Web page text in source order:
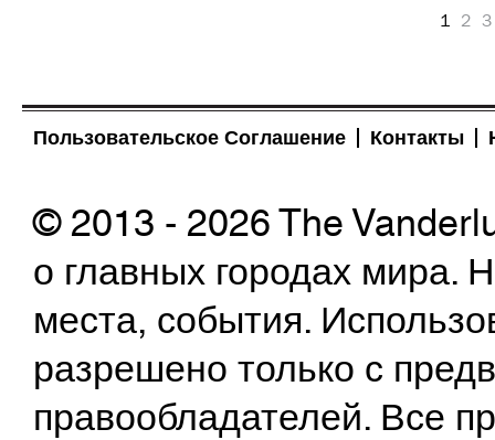
1 2 3
Пользовательское Соглашение Контакты
© 2013 - 2026 The
о главных городах
места, события.
разрешено только с
правообладателей. Все